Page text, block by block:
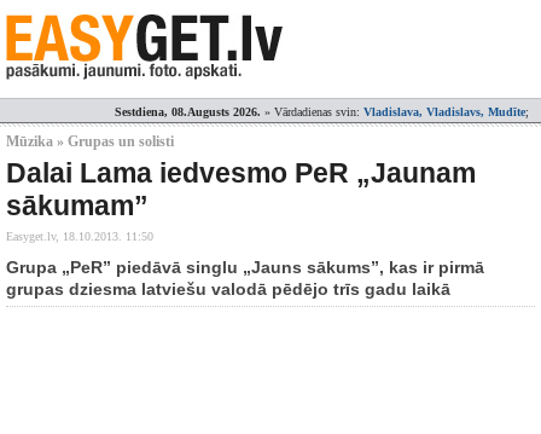
Sestdiena, 08.Augusts 2026. » Vārdadienas svin: Vladislava, Vladislavs, Mudīte;
Mūzika » Grupas un solisti
Dalai Lama iedvesmo PeR „Jaunam
sākumam”
Easyget.lv, 18.10.2013. 11:50
Grupa „PeR” piedāvā singlu „Jauns sākums”, kas ir pirmā
grupas dziesma latviešu valodā pēdējo trīs gadu laikā